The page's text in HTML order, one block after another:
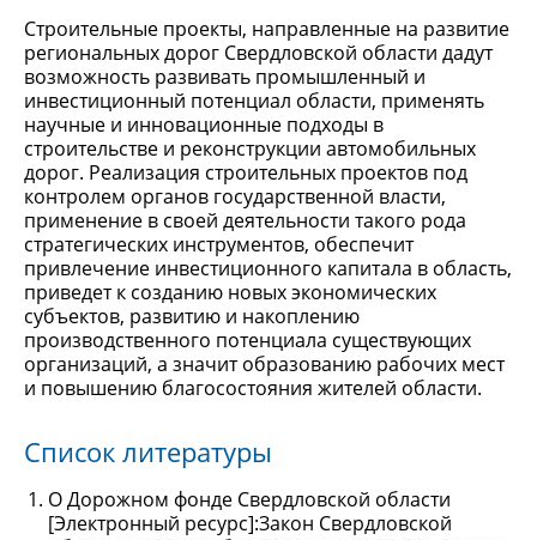
Строительные проекты, направленные на развитие
региональных дорог Свердловской области дадут
возможность развивать промышленный и
инвестиционный потенциал области, применять
научные и инновационные подходы в
строительстве и реконструкции автомобильных
дорог. Реализация строительных проектов под
контролем органов государственной власти,
применение в своей деятельности такого рода
стратегических инструментов, обеспечит
привлечение инвестиционного капитала в область,
приведет к созданию новых экономических
субъектов, развитию и накоплению
производственного потенциала существующих
организаций, а значит образованию рабочих мест
и повышению благосостояния жителей области.
Список литературы
О Дорожном фонде Свердловской области
[Электронный ресурс]:Закон Свердловской